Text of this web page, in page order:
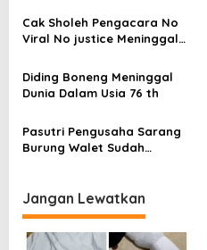
p
s
Kerja Hingga meninggal
Dunia, Kluarga Korban
Merasa Di abaikan
Cak Sholeh Pengacara No
Viral No justice Meninggal
Diding Boneng Meninggal
Dunia Dalam Usia 76 th
Pasutri Pengusaha Sarang
Burung Walet Sudah
Segera Lakukan Penahanan
Jangan Lewatkan